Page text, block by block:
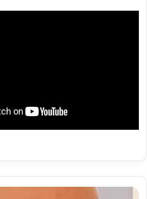
بالفيديو